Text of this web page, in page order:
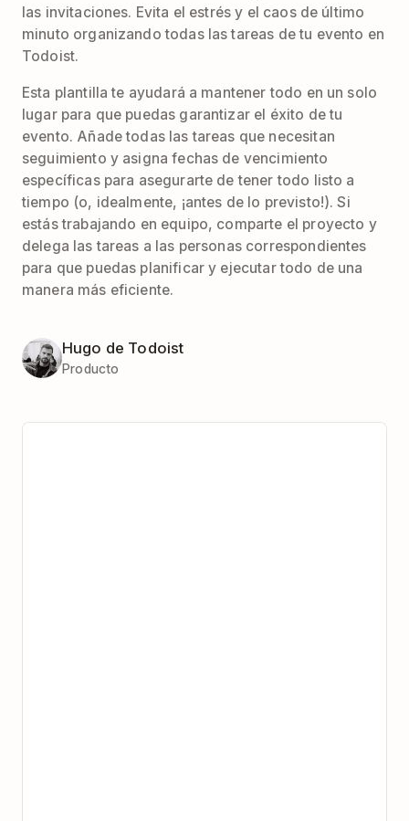
las invitaciones. Evita el estrés y el caos de último
minuto organizando todas las tareas de tu evento en
Todoist.
Esta plantilla te ayudará a mantener todo en un solo
lugar para que puedas garantizar el éxito de tu
evento. Añade todas las tareas que necesitan
seguimiento y asigna fechas de vencimiento
específicas para asegurarte de tener todo listo a
tiempo (o, idealmente, ¡antes de lo previsto!). Si
estás trabajando en equipo, comparte el proyecto y
delega las tareas a las personas correspondientes
para que puedas planificar y ejecutar todo de una
manera más eficiente.
Hugo de Todoist
Producto